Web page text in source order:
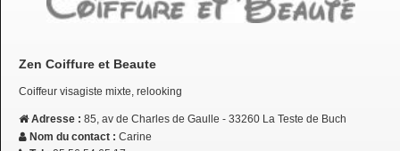
Zen Coiffure et Beaute
Coiffeur visagiste mixte, relooking
Adresse : 85, av de Charles de Gaulle - 33260 La Teste de Buch
Nom du contact : Carine